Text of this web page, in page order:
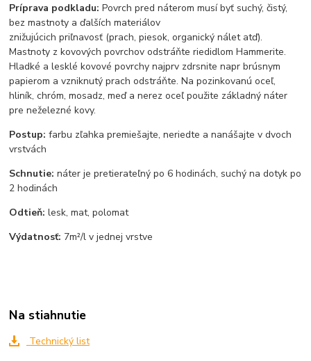
Príprava podkladu:Povrch pred náterom musí byť suchý, čistý,
bez mastnoty a ďalších materiálov
znižujúcich priľnavosť (prach, piesok, organický nálet atď).
Mastnoty z kovových povrchov odstráňte riedidlom Hammerite.
Hladké a lesklé kovové povrchy najprv zdrsnite napr brúsnym
papierom a vzniknutý prach odstráňte. Na pozinkovanú oceľ,
hliník, chróm, mosadz, meď a nerez oceľ použite základný náter
pre neželezné kovy.
Postup: farbu zľahka premiešajte, neriedte a nanášajte v dvoch
vrstvách
Schnutie: náter je pretierateľný po 6 hodinách, suchý na dotyk po
2 hodinách
Odtieň:lesk, mat, polomat
Výdatnosť: 7m²/l v jednej vrstve
Na stiahnutie
Technický list